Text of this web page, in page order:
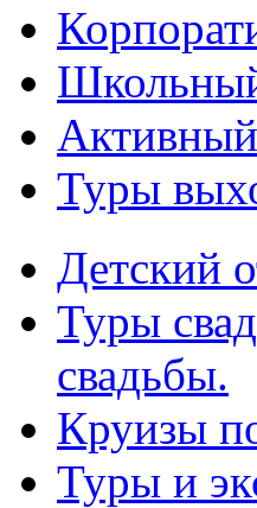
Туры
Детский
Туры
свадьбы.
Круизы
Туры и